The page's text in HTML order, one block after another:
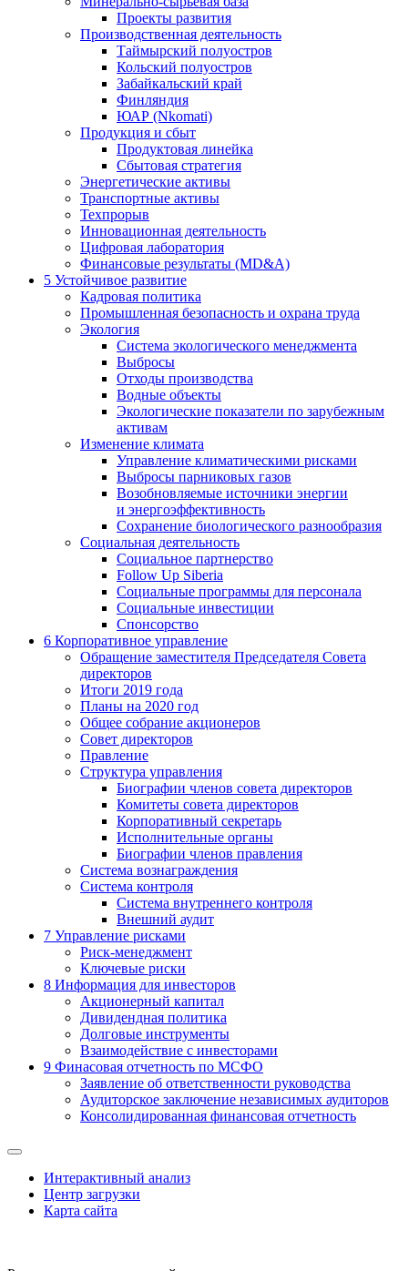
Проекты развития
Производственная деятельность
Таймырский полуостров
Кольский полуостров
Забайкальский край
Финляндия
ЮАР (Nkomati)
Продукция и сбыт
Продуктовая линейка
Сбытовая стратегия
Энергетические активы
Транспортные активы
Техпрорыв
Инновационная деятельность
Цифровая лаборатория
Финансовые результаты (MD&A)
5 Устойчивое развитие
Кадровая политика
Промышленная безопасность и охрана труда
Экология
Система экологического менеджмента
Выбросы
Отходы производства
Водные объекты
Экологические показатели по зарубежным
активам
Изменение климата
Управление климатическими рисками
Выбросы парниковых газов
Возобновляемые источники энергии
и энергоэффективность
Сохранение биологического разнообразия
Социальная деятельность
Социальное партнерство
Follow Up Siberia
Социальные программы для персонала
Социальные инвестиции
Спонсорство
6 Корпоративное управление
Обращение заместителя Председателя Совета
директоров
Итоги 2019 года
Планы на 2020 год
Общее собрание акционеров
Совет директоров
Правление
Структура управления
Биографии членов совета директоров
Комитеты совета директоров
Корпоративный секретарь
Исполнительные органы
Биографии членов правления
Система вознаграждения
Система контроля
Система внутреннего контроля
Внешний аудит
7 Управление рисками
Риск-менеджмент
Ключевые риски
8 Информация для инвесторов
Акционерный капитал
Дивидендная политика
Долговые инструменты
Взаимодействие с инвеcторами
9 Финасовая отчетность по МСФО
Заявление об ответственности руководства
Аудиторское заключение независимых аудиторов
Консолидированная финансовая отчетность
Интерактивный анализ
Центр загрузки
Карта сайта